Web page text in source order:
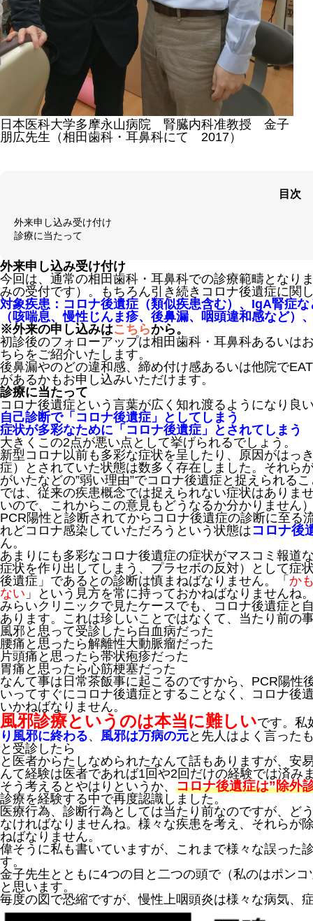
日本医科大学多摩永山病院 腎臓内科准教授 金子
朋広先生（相田歯科・耳鼻科にて 2017）
目次
外来申し込み受け付け
診療に当たって
外来申し込み受け付け
今回は、通常の相田歯科・耳鼻科での診療範疇となり
みの受付です）。もちろん引き続きコロナ後遺症に関
対象疾患：コロナ後遺症（類似疾患含む）、IgA腎症
（咳喘息、慢性じんま疹、後鼻漏、咽頭違和感など）
※外来の申し込みはこちらから。
初診後のフォローアップは相田歯科・耳鼻科あるいは
ちらをご紹介いたします。
後鼻漏やのどの違和感、締め付け感あるいは他院で
があるかもお申し込みいただけます。
診療に当たって
コロナ後遺症という言葉が広く知れ渡るようになり良
自己診断で「コロナ後遺症」としてしまう
症状が多彩なために「コロナ後遺症」とされてしまう
大きくこの2点が悪い点として挙げられるでしょう。
新型コロナ以前も多彩な症状を呈したり、原因がはっ
症）とされていた状態は数多く存在しました。それら
がいたなどの”弱い理由”でコロナ後遺症と捉えられる
では、従来の疾患概念では捉えられない症状はありま
いので、これからこの意見もどうなるか分かりません
PCR陽性と診断されてからコロナ後遺症の診断に至る
れどコロナ感染していただろうという状態はコロナ後
ん。
あまりにも多彩なコロナ後遺症の症状がマスコミ報道
症状を作り出してしまう、プラセボの反対）として症
後遺症」であるとの診断は慎まねばなりません。「 か
ない 」という見方を常に持っておかねばなりませんね
みらいクリニックで見たケースでも、コロナ後遺症と
あります。これは珍しいことではなくて、当たり前の
風邪と思って受診したら白血病だった
腰痛と思ったら解離性大動脈瘤だった
片頭痛と思ったら帯状疱疹だった
胃痛と思ったら心筋梗塞だった
なんて事は日常茶飯事に起こるのですから、PCR陽性
いってすぐにコロナ後遺症とすることなく、コロナ後
いかねばなりません。
風邪診療というのは本当に難しいです。私
り風邪に終わる、 風邪は万病の元と先人はよく言った
と受診したら
と医者からたしなめられたなんて話もありますが、安
んて経験は医者であれば1回や2回だけの経験では済み
そう考えるとやはりというか、 コロナ後遺症は”除外
診療を経験する中で再度認識しました。
医療行為、診断行為としては当たり前なのですが、ど
なければなりませんね。様々な疾患を考え、それらが
ねばなりません。
偉そうに私も書いていますが、これまで様々な誤った
す。
金子先生とともに4つの目と二つの頭で（私のはポン
と思います。
毎度の図で恐縮ですが、慢性上咽頭炎は様々な病気、